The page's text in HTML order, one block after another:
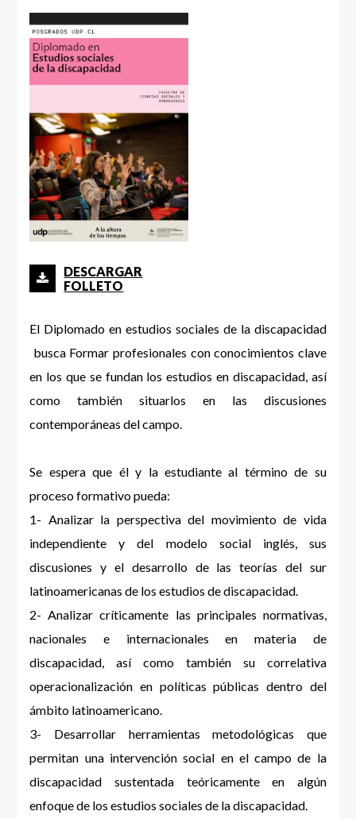
DESCARGAR
FOLLETO
El Diplomado en estudios sociales de la discapacidad
busca Formar profesionales con conocimientos clave
en los que se fundan los estudios en discapacidad, así
como también situarlos en las discusiones
contemporáneas del campo.
Se espera que él y la estudiante al término de su
proceso formativo pueda:
1- Analizar la perspectiva del movimiento de vida
independiente y del modelo social inglés, sus
discusiones y el desarrollo de las teorías del sur
latinoamericanas de los estudios de discapacidad.
2- Analizar críticamente las principales normativas,
nacionales e internacionales en materia de
discapacidad, así como también su correlativa
operacionalización en políticas públicas dentro del
ámbito latinoamericano.
3- Desarrollar herramientas metodológicas que
permitan una intervención social en el campo de la
discapacidad sustentada teóricamente en algún
enfoque de los estudios sociales de la discapacidad.